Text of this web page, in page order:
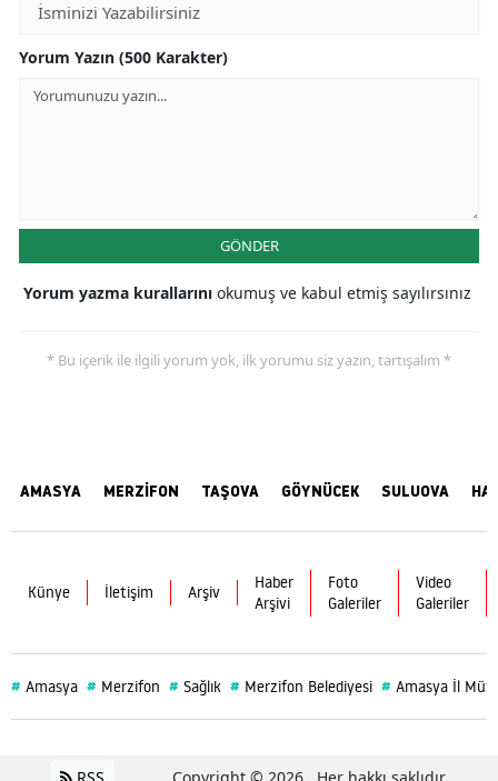
Yorum Yazın (500 Karakter)
GÖNDER
Yorum yazma kurallarını okumuş ve kabul etmiş sayılırsınız
* Bu içerik ile ilgili yorum yok, ilk yorumu siz yazın, tartışalım *
AMASYA MERZİFON TAŞOVA GÖYNÜCEK SULUOVA
Künye İletişim Arşiv
Haber
Arşivi
Foto
Galeriler
Video
Galeriler
# Amasya # Merzifon # Sağlık # Merzifon Belediyesi # Amasya İl